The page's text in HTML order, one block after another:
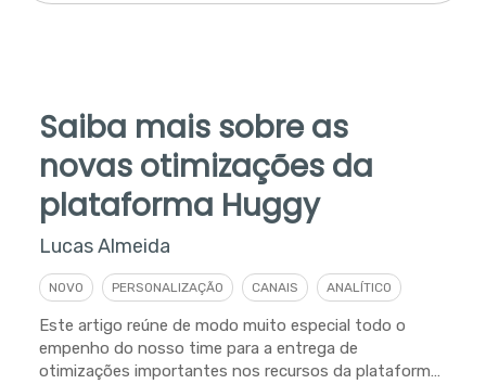
Saiba mais sobre as
novas otimizações da
plataforma Huggy
Lucas Almeida
NOVO PERSONALIZAÇÃO CANAIS ANALÍTICO
Este artigo reúne de modo muito especial todo o
empenho do nosso time para a entrega de
otimizações importantes nos recursos da plataforma